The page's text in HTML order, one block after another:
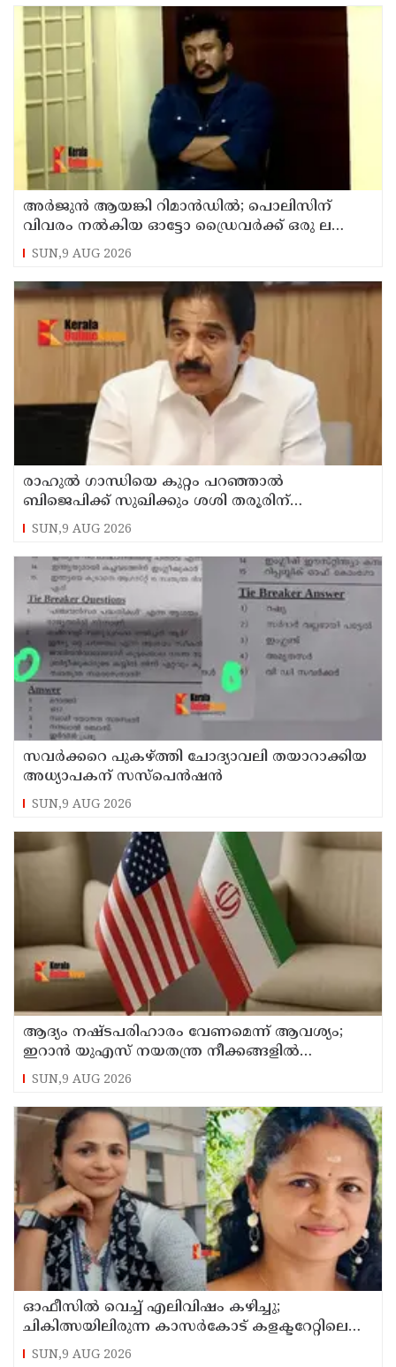
അര്‍ജുന്‍ ആയങ്കി റിമാന്‍ഡില്‍; പൊലിസിന്
വിവരം നൽകിയ ഓട്ടോ ഡ്രൈവർക്ക് ഒരു ലക്ഷം
പാരിതോഷികം നൽകുമെന്ന് മന്ത്രി
SUN,9 AUG 2026
രാഹുല്‍ ഗാന്ധിയെ കുറ്റം പറഞ്ഞാല്‍
ബിജെപിക്ക് സുഖിക്കും ശശി തരൂരിന്
മറുപടിയുമായി കെ സി വേണുഗോപാല്‍
SUN,9 AUG 2026
സവര്‍ക്കറെ പുകഴ്ത്തി ചോദ്യാവലി തയാറാക്കിയ
അധ്യാപകന് സസ്‌പെന്‍ഷന്‍
SUN,9 AUG 2026
ആദ്യം നഷ്ടപരിഹാരം വേണമെന്ന് ആവശ്യം;
ഇറാന്‍ യുഎസ് നയതന്ത്ര നീക്കങ്ങളില്‍
അനിശ്ചിതത്വം
SUN,9 AUG 2026
ഓഫീസില്‍ വെച്ച് എലിവിഷം കഴിച്ചു;
ചികിത്സയിലിരുന്ന കാസര്‍കോട് കളക്ടറേറ്റിലെ
സീനിയര്‍ ക്ലര്‍ക്ക് മരിച്ചു
SUN,9 AUG 2026